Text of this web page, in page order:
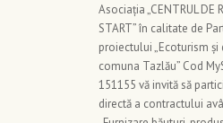
Asociația „CENTRUL DE
START” în calitate de
proiectului „Ecoturism
comuna Tazlău” Cod
151155 vă invită să
directă a contractului